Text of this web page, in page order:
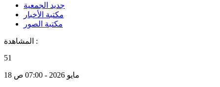
جديد الجمعية
مكتبة الأخبار
مكتبة الصور
المشاهدة :
51
18 مايو 2026 - 07:00 ص